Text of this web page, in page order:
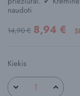
naudoti
14,90 € 8,94 €
Kiekis